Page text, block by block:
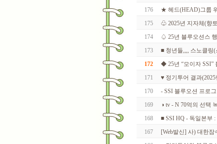
176
★ 헤드(HEAD)그룹
175
♧ 2025년 지자체(향
174
♤ 25년 블루오션스
173
■ 청년들,,,, 스노클링
172
◆ 25년 “모이자 SSI”
171
♥ 정기투어 결과(2025
170
- SSI 블루오션 프로
169
◑ tv - N 70억의 선택
168
■ SSI HQ - 독일본부
167
[Web발신] 사) 대한